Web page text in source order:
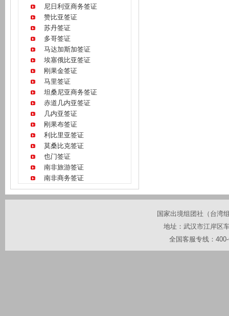
尼日利亚商务签证
赞比亚签证
苏丹签证
多哥签证
马达加斯加签证
埃塞俄比亚签证
刚果金签证
马里签证
坦桑尼亚商务签证
赤道几内亚签证
几内亚签证
刚果布签证
利比里亚签证
莫桑比克签证
也门签证
南非旅游签证
南非商务签证
国家出境组团社（台湾
地址：武汉市江岸区
全国客服专线：